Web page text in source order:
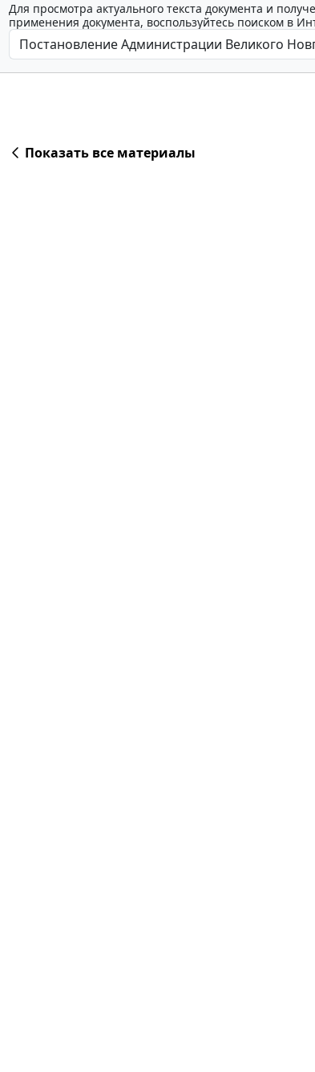
Для просмотра актуального текста документа и
применения документа, воспользуйтесь поиском в
Показать все материалы